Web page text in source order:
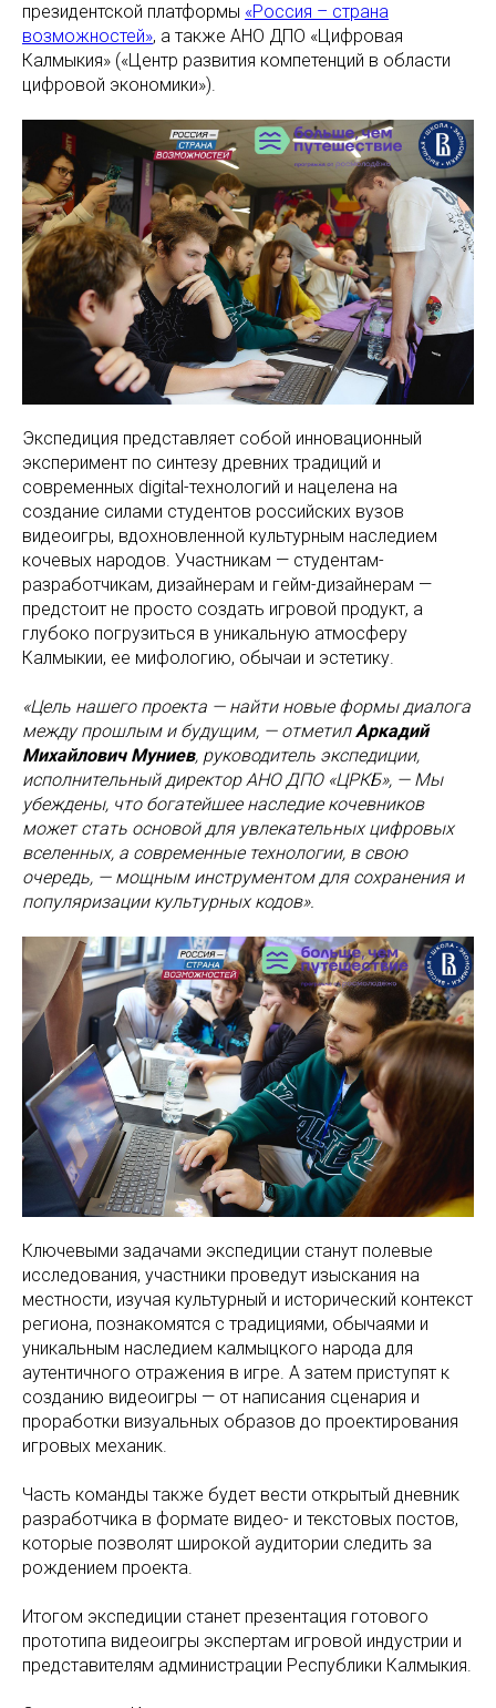
президентской платформы «Россия – страна
возможностей», а также АНО ДПО «Цифровая
Калмыкия» («Центр развития компетенций в области
цифровой экономики»).
Экспедиция представляет собой инновационный
эксперимент по синтезу древних традиций и
современных digital-технологий и нацелена на
создание силами студентов российских вузов
видеоигры, вдохновленной культурным наследием
кочевых народов. Участникам — студентам-
разработчикам, дизайнерам и гейм-дизайнерам —
предстоит не просто создать игровой продукт, а
глубоко погрузиться в уникальную атмосферу
Калмыкии, ее мифологию, обычаи и эстетику.
«Цель нашего проекта — найти новые формы диалога
между прошлым и будущим, — отметилАркадий
Михайлович Муниев, руководитель экспедиции,
исполнительный директор АНО ДПО «ЦРКБ», — Мы
убеждены, что богатейшее наследие кочевников
может стать основой для увлекательных цифровых
вселенных, а современные технологии, в свою
очередь, — мощным инструментом для сохранения и
популяризации культурных кодов».
Ключевыми задачами экспедиции станут полевые
исследования, участники проведут изыскания на
местности, изучая культурный и исторический контекст
региона, познакомятся с традициями, обычаями и
уникальным наследием калмыцкого народа для
аутентичного отражения в игре. А затем приступят к
созданию видеоигры — от написания сценария и
проработки визуальных образов до проектирования
игровых механик.
Часть команды также будет вести открытый дневник
разработчика в формате видео- и текстовых постов,
которые позволят широкой аудитории следить за
рождением проекта.
Итогом экспедиции станет презентация готового
прототипа видеоигры экспертам игровой индустрии и
представителям администрации Республики Калмыкия.